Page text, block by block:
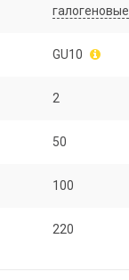
галогеновые
GU10
2
50
100
220